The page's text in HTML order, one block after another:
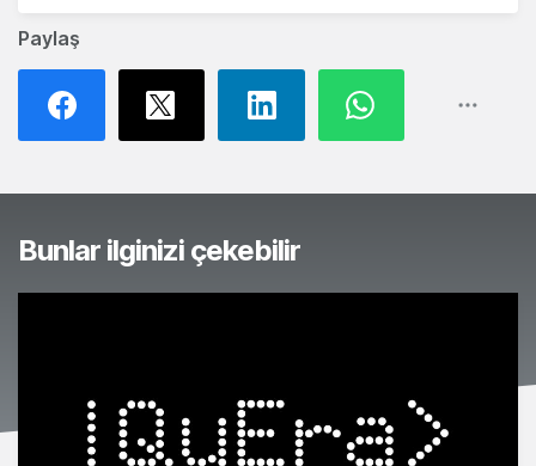
Paylaş
Bunlar ilginizi çekebilir